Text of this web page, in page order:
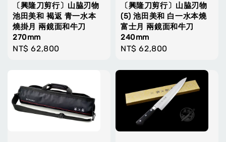
〔興隆刀剪行〕山脇刃物
池田美和 褐返 青一水本
燒掛月 兩鏡面和牛刀
270mm
Regular
NT$ 62,800
〔興隆刀剪行〕山脇刃物
(5) 池田美和 白一水本燒
富士月 兩鏡面和牛刀
240mm
Regular
NT$ 62,800